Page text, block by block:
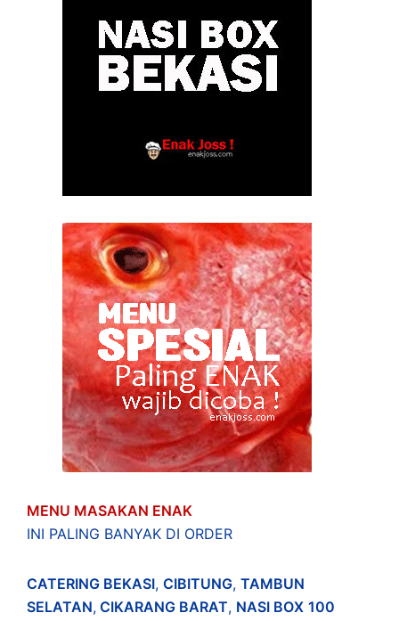
MENU MASAKAN ENAK
INI PALING BANYAK DI ORDER
CATERING BEKASI, CIBITUNG, TAMBUN
SELATAN, CIKARANG BARAT, NASI BOX 100